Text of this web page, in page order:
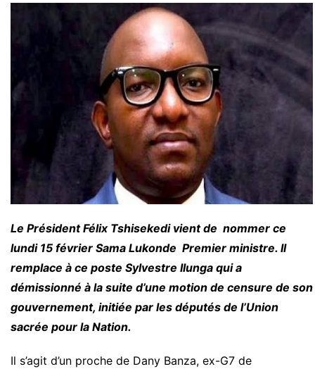
Le Président Félix Tshisekedi vient de nommer ce
lundi 15 février Sama Lukonde Premier ministre. Il
remplace à ce poste Sylvestre Ilunga qui a
démissionné à la suite d’une motion de censure de son
gouvernement, initiée par les députés de l’Union
sacrée pour la Nation.
Il s’agit d’un proche de Dany Banza, ex-G7 de